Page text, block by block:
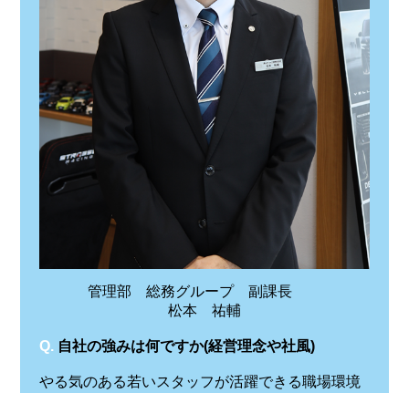
管理部 総務グループ 副課長
松本 祐輔
Q. 自社の強みは何ですか(経営理念や社風)
やる気のある若いスタッフが活躍できる職場環境